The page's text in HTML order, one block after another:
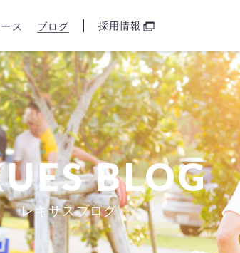
ス ブログ 採用情報
BLOG
レキサスブログ